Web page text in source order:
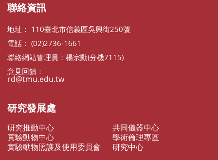
聯絡資訊
地址： 110臺北市信義區吳興街250號
電話： (02)2736-1661
聯絡網站管理員：楊宗勳(分機7115)
意見回饋：
rd@tmu.edu.tw
研究發展處
研究推動中心
共同儀器中心
實驗動物中心
學術倫理專區
實驗動物照護及使用委員會
研究中心